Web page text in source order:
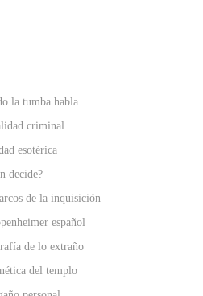
la tumba habla
criminal
esotérica
decide?
de la inquisición
español
de lo extraño
del templo